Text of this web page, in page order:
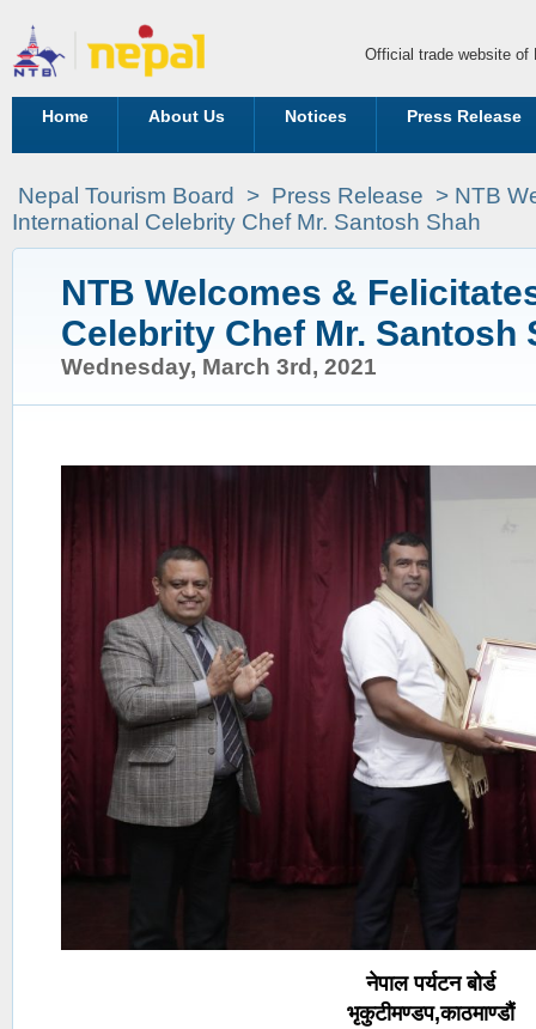
Official trade website of
Home About Us Notices Press Release
Nepal Tourism Board > Press Release > NTB
International Celebrity Chef Mr. Santosh Shah
NTB Welcomes &
Celebrity Chef Mr. Santosh
Wednesday, March 3rd, 2021
नेपाल पर्यटन बोर्ड
भृकुटीमण्डप,काठमाण्डौं